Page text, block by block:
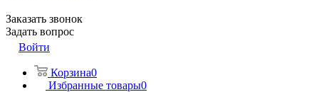
Заказать звонок
Задать вопрос
Войти
Корзина0
Избранные товары0